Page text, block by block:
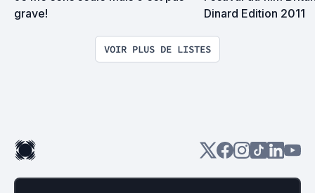
grave!
Dinard Edition 2011
VOIR PLUS DE LISTES